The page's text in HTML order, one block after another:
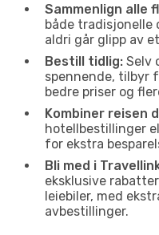
Sammenlign alle
både tradisjonelle
aldri går glipp av
Bestill tidlig: Selv
spennende, tilbyr
bedre priser og
Kombiner reisen
hotellbestillinger
for ekstra
Bli med i
eksklusive
leiebiler, med
avbestillinger.